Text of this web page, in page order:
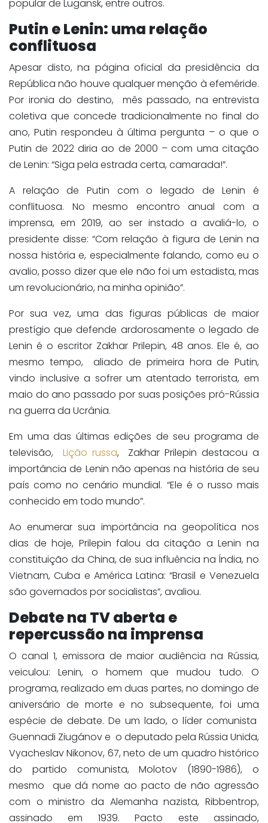
popular de Lugansk, entre outros.
Putin e Lenin: uma relação
conflituosa
Apesar disto, na página oficial da presidência da
República não houve qualquer menção à efeméride.
Por ironia do destino, mês passado, na entrevista
coletiva que concede tradicionalmente no final do
ano, Putin respondeu à última pergunta – o que o
Putin de 2022 diria ao de 2000 – com uma citação
de Lenin: “Siga pela estrada certa, camarada!”.
A relação de Putin com o legado de Lenin é
conflituosa. No mesmo encontro anual com a
imprensa, em 2019, ao ser instado a avaliá-lo, o
presidente disse: “Com relação à figura de Lenin na
nossa história e, especialmente falando, como eu o
avalio, posso dizer que ele não foi um estadista, mas
um revolucionário, na minha opinião”.
Por sua vez, uma das figuras públicas de maior
prestígio que defende ardorosamente o legado de
Lenin é o escritor Zakhar Prilepin, 48 anos. Ele é, ao
mesmo tempo, aliado de primeira hora de Putin,
vindo inclusive a sofrer um atentado terrorista, em
maio do ano passado por suas posições pró-Rússia
na guerra da Ucrânia.
Em uma das últimas edições de seu programa de
televisão, Lição russa, Zakhar Prilepin destacou a
importância de Lenin não apenas na história de seu
país como no cenário mundial. “Ele é o russo mais
conhecido em todo mundo”.
Ao enumerar sua importância na geopolítica nos
dias de hoje, Prilepin falou da citação a Lenin na
constituição da China, de sua influência na Índia, no
Vietnam, Cuba e América Latina: “Brasil e Venezuela
são governados por socialistas”, avaliou.
Debate na TV aberta e
repercussão na imprensa
O canal 1, emissora de maior audiência na Rússia,
veiculou: Lenin, o homem que mudou tudo. O
programa, realizado em duas partes, no domingo de
aniversário de morte e no subsequente, foi uma
espécie de debate. De um lado, o líder comunista
Guennadi Ziugánov e o deputado pela Rússia Unida,
Vyacheslav Nikonov, 67, neto de um quadro histórico
do partido comunista, Molotov (1890-1986), o
mesmo que dá nome ao pacto de não agressão
com o ministro da Alemanha nazista, Ribbentrop,
assinado em 1939. Pacto este assinado,